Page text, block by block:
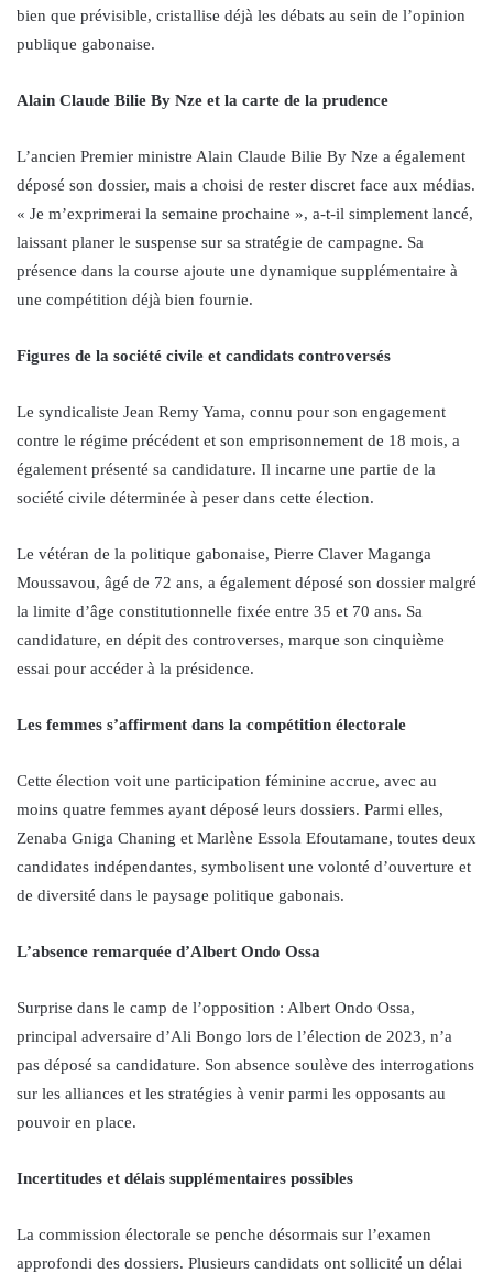
bien que prévisible, cristallise déjà les débats au sein de l’opinion
publique gabonaise.
Alain Claude Bilie By Nze et la carte de la prudence
L’ancien Premier ministre Alain Claude Bilie By Nze a également
déposé son dossier, mais a choisi de rester discret face aux médias.
« Je m’exprimerai la semaine prochaine », a-t-il simplement lancé,
laissant planer le suspense sur sa stratégie de campagne. Sa
présence dans la course ajoute une dynamique supplémentaire à
une compétition déjà bien fournie.
Figures de la société civile et candidats controversés
Le syndicaliste Jean Remy Yama, connu pour son engagement
contre le régime précédent et son emprisonnement de 18 mois, a
également présenté sa candidature. Il incarne une partie de la
société civile déterminée à peser dans cette élection.
Le vétéran de la politique gabonaise, Pierre Claver Maganga
Moussavou, âgé de 72 ans, a également déposé son dossier malgré
la limite d’âge constitutionnelle fixée entre 35 et 70 ans. Sa
candidature, en dépit des controverses, marque son cinquième
essai pour accéder à la présidence.
Les femmes s’affirment dans la compétition électorale
Cette élection voit une participation féminine accrue, avec au
moins quatre femmes ayant déposé leurs dossiers. Parmi elles,
Zenaba Gniga Chaning et Marlène Essola Efoutamane, toutes deux
candidates indépendantes, symbolisent une volonté d’ouverture et
de diversité dans le paysage politique gabonais.
L’absence remarquée d’Albert Ondo Ossa
Surprise dans le camp de l’opposition : Albert Ondo Ossa,
principal adversaire d’Ali Bongo lors de l’élection de 2023, n’a
pas déposé sa candidature. Son absence soulève des interrogations
sur les alliances et les stratégies à venir parmi les opposants au
pouvoir en place.
Incertitudes et délais supplémentaires possibles
La commission électorale se penche désormais sur l’examen
approfondi des dossiers. Plusieurs candidats ont sollicité un délai